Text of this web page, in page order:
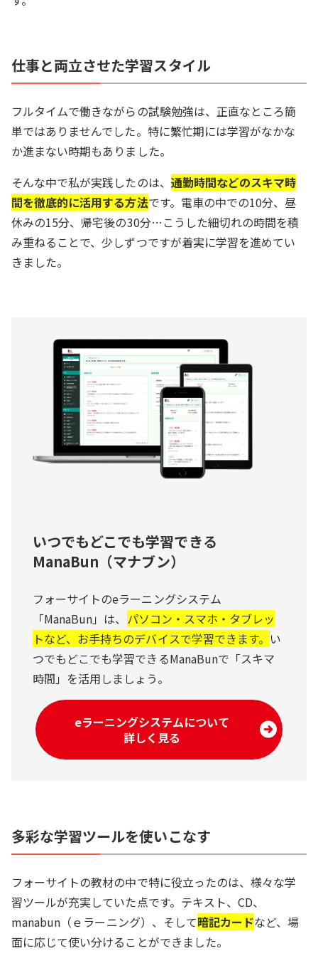
仕事と両立させた学習スタイル
フルタイムで働きながらの試験勉強は、正直なところ簡
単ではありませんでした。特に繁忙期には学習がなかな
か進まない時期もありました。
そんな中で私が実践したのは、 通勤時間などのスキマ時
間を徹底的に活用する方法です。電車の中での10分、昼
休みの15分、帰宅後の30分…こうした細切れの時間を積
み重ねることで、少しずつですが着実に学習を進めてい
きました。
いつでもどこでも学習できる
ManaBun（マナブン）
フォーサイトのeラーニングシステム
「ManaBun」は、 パソコン・スマホ・タブレッ
トなど、お手持ちのデバイスで学習できます。 い
つでもどこでも学習できるManaBunで「スキマ
時間」を活用しましょう。
eラーニングシステムについて
詳しく見る
多彩な学習ツールを使いこなす
フォーサイトの教材の中で特に役立ったのは、様々な学
習ツールが充実していた点です。テキスト、CD、
manabun（ｅラーニング）、そして暗記カードなど、場
面に応じて使い分けることができました。